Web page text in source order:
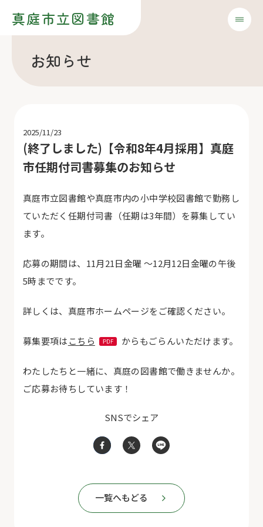
真庭市立図書館
お知らせ
2025/11/23
(終了しました)【令和8年4月採用】真庭
市任期付司書募集のお知らせ
真庭市立図書館や真庭市内の小中学校図書館で勤務し
ていただく任期付司書（任期は3年間）を募集してい
ます。
応募の期間は、 11月21日金曜 ～12月12日金曜の午後
5時までです。
詳しくは、真庭市ホームページをご確認ください。
募集要項はこちら からもごらんいただけます。
わたしたちと一緒に、真庭の図書館で働きませんか。
ご応募お待ちしています！
SNSでシェア
一覧へもどる